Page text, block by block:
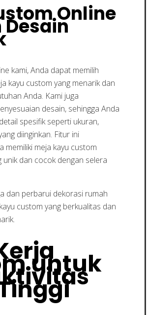
Online
kami, Anda dapat memilih
kayu custom yang menarik dan
Anda. Kami juga
desain, sehingga Anda
spesifik seperti ukuran,
diinginkan. Fitur ini
memiliki meja kayu custom
unik dan cocok dengan selera
dan perbarui dekorasi rumah
custom yang berkualitas dan
untuk